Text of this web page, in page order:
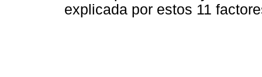
explicada por estos 11